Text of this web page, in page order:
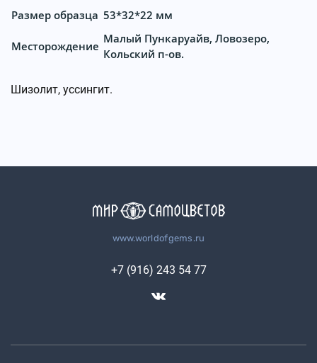
Размер образца 53*32*22 мм
Месторождение
Малый Пункаруайв, Ловозеро,
Кольский п-ов.
Шизолит, уссингит.
www.worldofgems.ru
+7 (916) 243 54 77